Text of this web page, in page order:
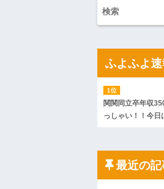
友人の結婚
のに大騒ぎにな
トメ「この子
ごつ盛り焼き
【画像】俺
可愛過ぎるw w
【爆笑動画
れwはw w w w
【画像】カ
結果がこちらw
【画像】令
姉「下着に
が寝ている間
ハードオフ
「こんな高いの
ふよふよ
関関同立卒年収
っしゃい！！今日
最近の